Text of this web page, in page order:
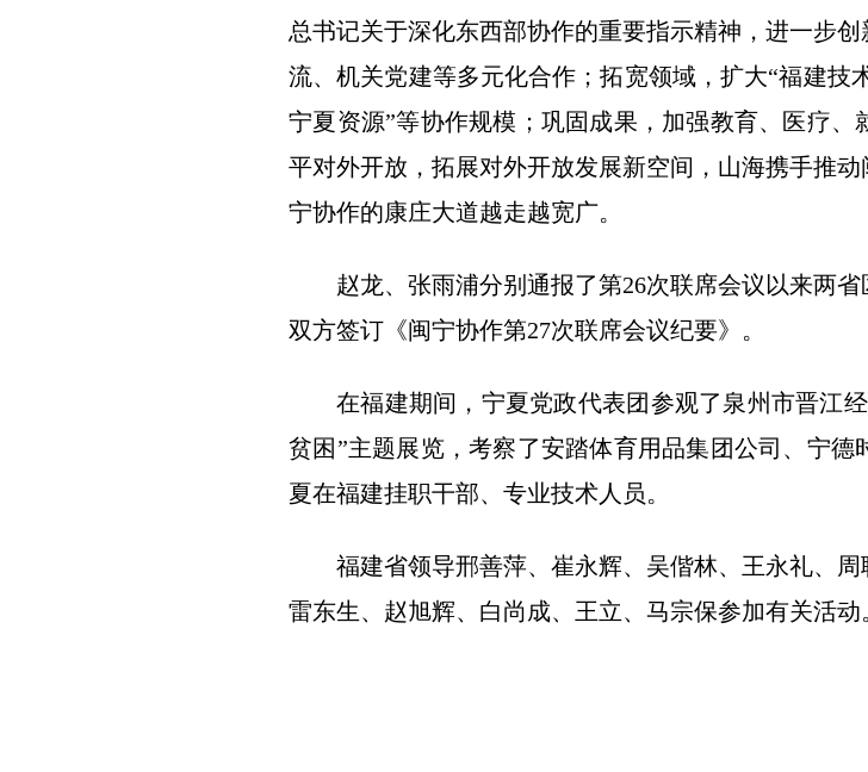
总书记关于深化东西部协作的重要指示精神，进一步
流、机关党建等多元化合作；拓宽领域，扩大“福建技
宁夏资源”等协作规模；巩固成果，加强教育、医疗
平对外开放，拓展对外开放发展新空间，山海携手推
宁协作的康庄大道越走越宽广。
赵龙、张雨浦分别通报了第26次联席会议以来两
双方签订《闽宁协作第27次联席会议纪要》。
在福建期间，宁夏党政代表团参观了泉州市晋江
贫困”主题展览，考察了安踏体育用品集团公司、宁
夏在福建挂职干部、专业技术人员。
福建省领导邢善萍、崔永辉、吴偕林、王永礼、
雷东生、赵旭辉、白尚成、王立、马宗保参加有关活动